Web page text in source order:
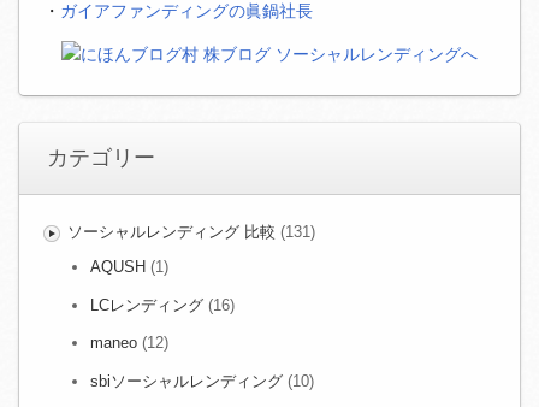
・ ガイアファンディングの眞鍋社長
カテゴリー
ソーシャルレンディング 比較 (131)
AQUSH (1)
LCレンディング (16)
maneo (12)
sbiソーシャルレンディング (10)